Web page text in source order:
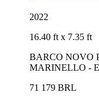
2022
16.40 ft x 7.35 ft
BARCO NOVO
MARINELLO -
71 179 BRL